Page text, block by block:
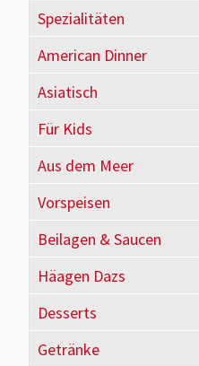
Spezialitäten
American Dinner
Asiatisch
Für Kids
Aus dem Meer
Vorspeisen
Beilagen & Saucen
Häagen Dazs
Desserts
Getränke